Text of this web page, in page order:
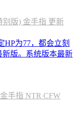
别版) 金手指 更新
HP为77，都会立刻
版。系统版本最新
手指 NTR CFW